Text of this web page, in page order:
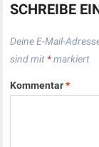
SCHREIBE
Deine E-Mail-
sind mit *markiert
Kommentar*